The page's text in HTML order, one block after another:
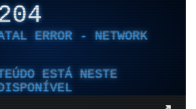
ERROR - NETWORK
ESTÁ NESTE